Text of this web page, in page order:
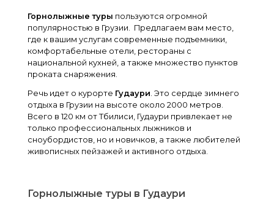
е
т
у
р
ы
в
Г
Горнолыжные туры пользуются огромной
популярностью в Грузии. Предлагаем вам место,
где к вашим услугам современные подъемники,
комфортабельные отели, рестораны с
национальной кухней, а также множество пунктов
проката снаряжения.
Речь идет о курорте Гудаури. Это сердце зимнего
отдыха в Грузии на высоте около 2000 метров.
Всего в 120 км от Тбилиси, Гудаури привлекает не
только профессиональных лыжников и
сноубордистов, но и новичков, а также любителей
живописных пейзажей и активного отдыха.
Горнолыжные туры в Гудаури